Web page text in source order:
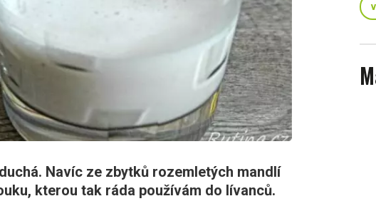
Navíc ze zbytků rozemletých mandlí
kterou tak ráda používám do lívanců.